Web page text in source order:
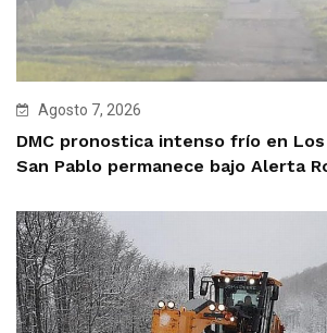
Agosto 7, 2026
DMC pronostica intenso frío en
San Pablo permanece bajo Alerta